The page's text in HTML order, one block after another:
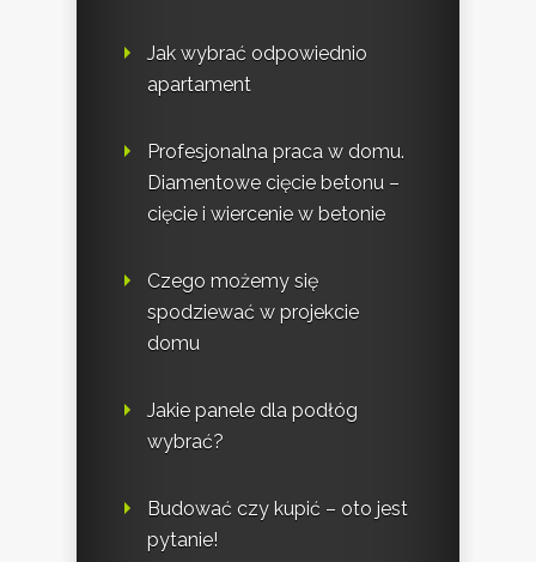
Jak wybrać odpowiednio
apartament
Profesjonalna praca w domu.
Diamentowe cięcie betonu –
cięcie i wiercenie w betonie
Czego możemy się
spodziewać w projekcie
domu
Jakie panele dla podłóg
wybrać?
Budować czy kupić – oto jest
pytanie!